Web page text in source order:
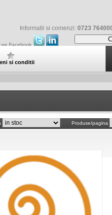
Informatii si comenzi: 0723
pe Facebook
si conditii
Produse/pagina